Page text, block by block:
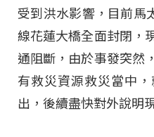
受到洪水影響，目前馬
線花蓮大橋全面封閉，
通阻斷，由於事發突然
有救災資源救災當中
出，後續盡快對外說明